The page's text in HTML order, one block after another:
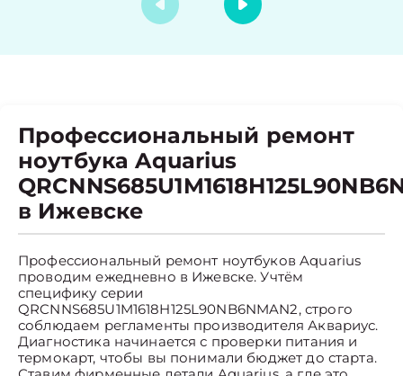
Профессиональный ремонт
ноутбука Aquarius
в Ижевске
Профессиональный ремонт ноутбуков Aquarius
проводим ежедневно в Ижевске. Учтём
специфику серии
QRCNNS685U1M1618H125L90NB6NMAN2, строго
соблюдаем регламенты производителя Аквариус.
Диагностика начинается с проверки питания и
термокарт, чтобы вы понимали бюджет до старта.